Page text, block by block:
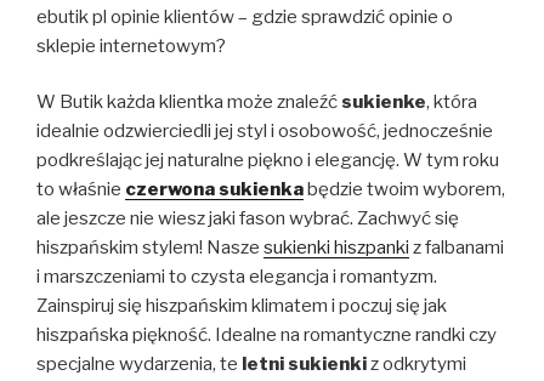
ebutik pl opinie klientów – gdzie sprawdzić opinie o
sklepie internetowym?
W Butik każda klientka może znaleźćsukienke, która
idealnie odzwierciedli jej styl i osobowość, jednocześnie
podkreślając jej naturalne piękno i elegancję. W tym roku
to właśnie czerwona sukienkabędzie twoim wyborem,
ale jeszcze nie wiesz jaki fason wybrać. Zachwyć się
hiszpańskim stylem! Nasze sukienki hiszpanki z falbanami
i marszczeniami to czysta elegancja i romantyzm.
Zainspiruj się hiszpańskim klimatem i poczuj się jak
hiszpańska piękność. Idealne na romantyczne randki czy
specjalne wydarzenia, te letni sukienkiz odkrytymi